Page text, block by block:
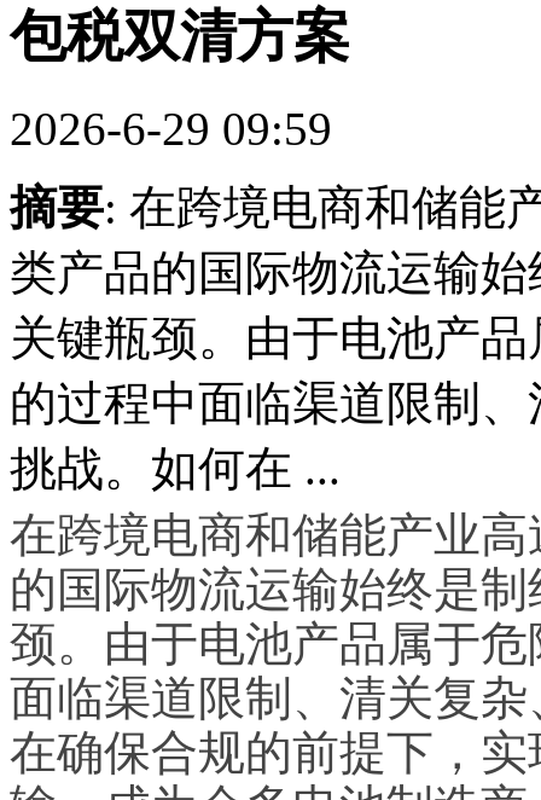
包税双清方案
2026-6-29 09:59
摘要: 在跨境电商和储能
类产品的国际物流运输
关键瓶颈。由于电池产
的过程中面临渠道限制
挑战。如何在 ...
在跨境电商和储能产业
的国际物流运输始终是
颈。由于电池产品属于
面临渠道限制、清关复
在确保合规的前提下，